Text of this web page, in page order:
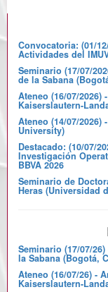
Convocatoria: (01/
Actividades del
Seminario (17/07/
de la Sabana
Ateneo (16/07/
Kaiserslautern-
Ateneo (14/07/2026)
University)
Destacado: (10/07/
Investigación
BBVA 2026
Seminario de
Heras (Universidad
Seminario (17/07/
la Sabana (Bogotá,
Ateneo (16/07/26) -
Kaiserslautern-